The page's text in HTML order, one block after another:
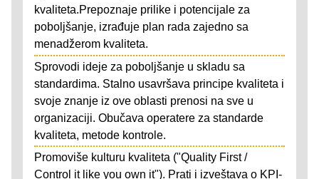
kvaliteta.Prepoznaje prilike i potencijale za
poboljšanje, izrađuje plan rada zajedno sa
menadžerom kvaliteta.
Sprovodi ideje za poboljšanje u skladu sa
standardima. Stalno usavršava principe kvaliteta i
svoje znanje iz ove oblasti prenosi na sve u
organizaciji. Obučava operatere za standarde
kvaliteta, metode kontrole.
Promoviše kulturu kvaliteta ("Quality First /
Control it like you own it"). Prati i izveštava o KPI-